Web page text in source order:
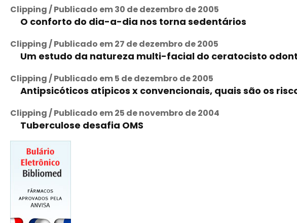
Clipping / Publicado em 30 de dezembro de 2005
O conforto do dia-a-dia nos torna sedentários
Clipping / Publicado em 27 de dezembro de 2005
Um estudo da natureza multi-facial do ceratocisto
Clipping / Publicado em 5 de dezembro de 2005
Antipsicóticos atípicos x convencionais, quais são os
Clipping / Publicado em 25 de novembro de 2004
Tuberculose desafia OMS